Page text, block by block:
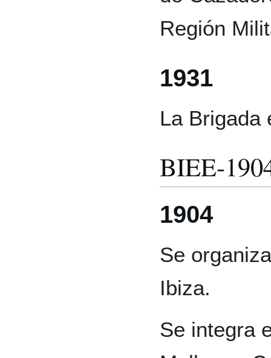
Región
1931
La Brigada
BIEE-
1904
Se
Ibiza.
Se integra